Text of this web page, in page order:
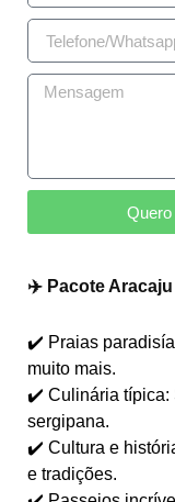
✈️ Pacote Aracaju
✔️ Praias
muito mais.
✔️ Culinária típica:
sergipana.
✔️ Cultura e
e tradições.